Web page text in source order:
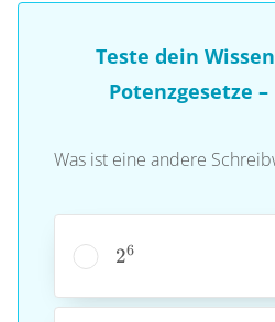
Teste dein
Potenzgesetze
Was ist eine andere
2^{6}
26